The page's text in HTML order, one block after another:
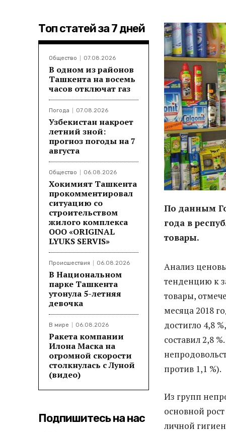
Топ статей за 7 дней
Общество 07.08.2026
В одном из районов
Ташкента на восемь
часов отключат газ
Погода 07.08.2026
Узбекистан накроет
летний зной:
прогноз погоды на 7
августа
Общество 06.08.2026
Хокимият Ташкента
прокомментировал
ситуацию со
строительством
жилого комплекса
ООО «ORIGINAL
LYUKS SERVIS»
Происшествия 06.08.2026
В Национальном
парке Ташкента
утонула 5-летняя
девочка
В мире 06.08.2026
Ракета компании
Илона Маска на
огромной скорости
столкнулась с Луной
(видео)
Подпишитесь на нас
По данным
года в
товары.
Анализ
тенденцию к
товары,
месяца 2018
достигло 4,8
составил 2,8
против 1,1 %).
Из групп
основной
личной